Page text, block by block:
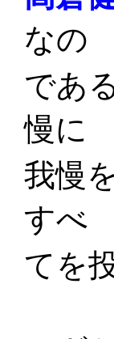
なの
であ
慢に
我慢
すべ
てを